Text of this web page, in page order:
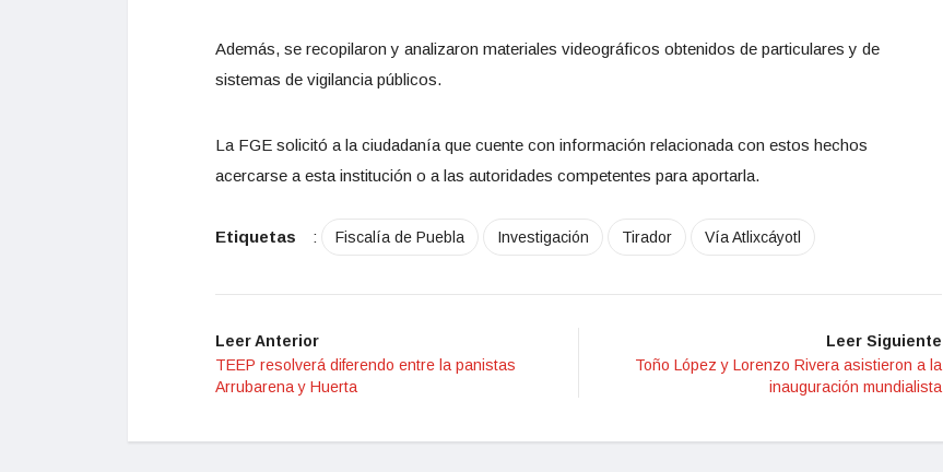
Además, se recopilaron y analizaron materiales videográficos obtenidos de particulares y de
sistemas de vigilancia públicos.
La FGE solicitó a la ciudadanía que cuente con información relacionada con estos hechos
acercarse a esta institución o a las autoridades competentes para aportarla.
Etiquetas : Fiscalía de Puebla Investigación Tirador Vía Atlixcáyotl
Leer Anterior
TEEP resolverá diferendo entre la panistas
Arrubarena y Huerta
Leer Siguiente
Toño López y Lorenzo Rivera asistieron a la
inauguración mundialista